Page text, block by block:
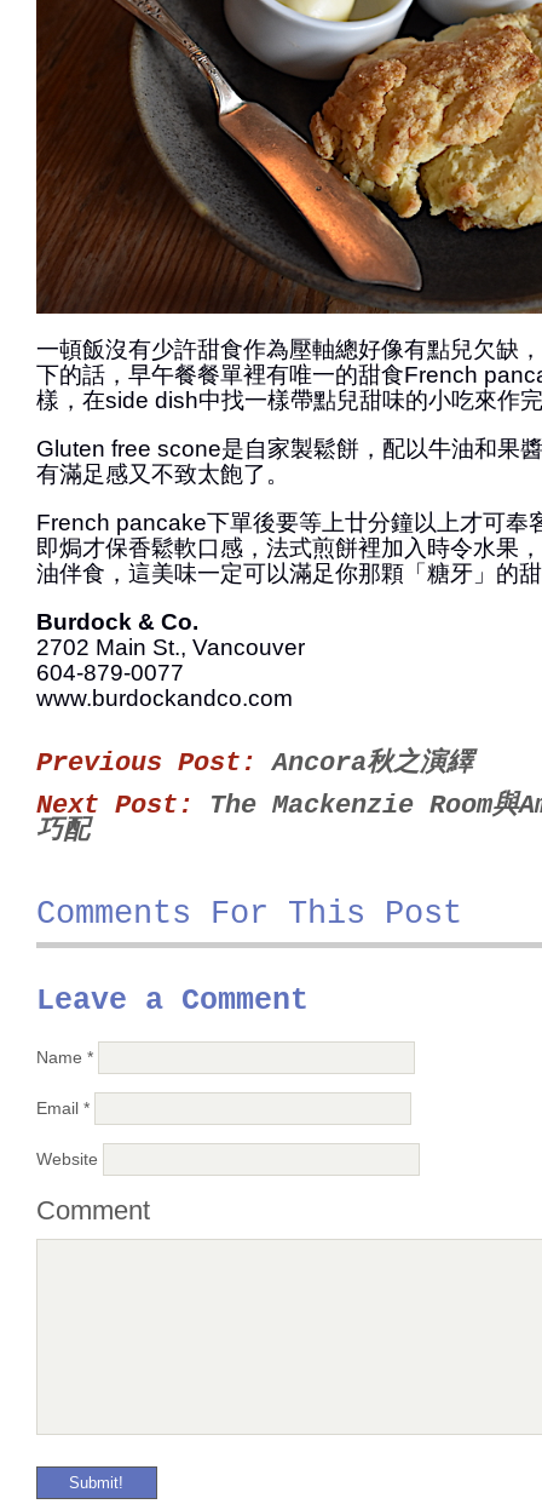
一頓飯沒有少許甜食作為壓軸總好像有點兒欠缺
下的話，早午餐餐單裡有唯一的甜食French
樣，在side dish中找一樣帶點兒甜味的小吃來作
Gluten free scone是自家製鬆餅，配以牛油和果
有滿足感又不致太飽了。
French pancake下單後要等上廿分鐘以上才可奉
即焗才保香鬆軟口感，法式煎餅裡加入時令水果
油伴食，這美味一定可以滿足你那顆「糖牙」的
Burdock & Co.
2702 Main St., Vancouver
604-879-0077
www.burdockandco.com
Previous Post:Ancora秋之演繹
Next Post: The Mackenzie Room與
巧配
Comments For This Post
Leave a Comment
Name *
Email *
Website
Comment